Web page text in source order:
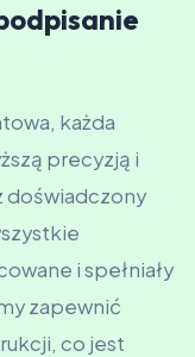
każda
precyzją i
doświadczony
i spełniały
zapewnić
co jest